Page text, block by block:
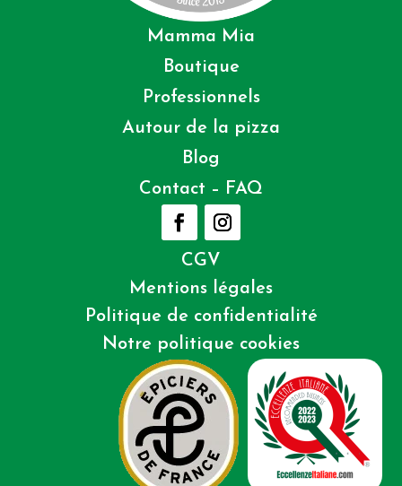
Mamma Mia
Boutique
Professionnels
Autour de la pizza
Blog
Contact – FAQ
CGV
Mentions légales
Politique de confidentialité
Notre politique cookies